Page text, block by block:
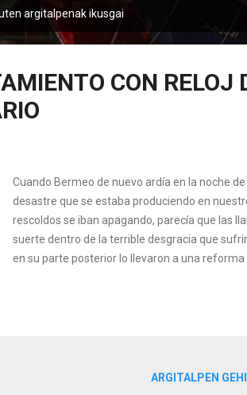
argitalpenak ikusgai
CON RELOJ
Cuando Bermeo de nuevo ardía en la noche
desastre que se estaba produciendo en
rescoldos se iban apagando, parecía que las
suerte dentro de la terrible desgracia que
en su parte posterior lo llevaron a una reforma
siglo XVIII, los principales edificios del poder
ARGITALPEN